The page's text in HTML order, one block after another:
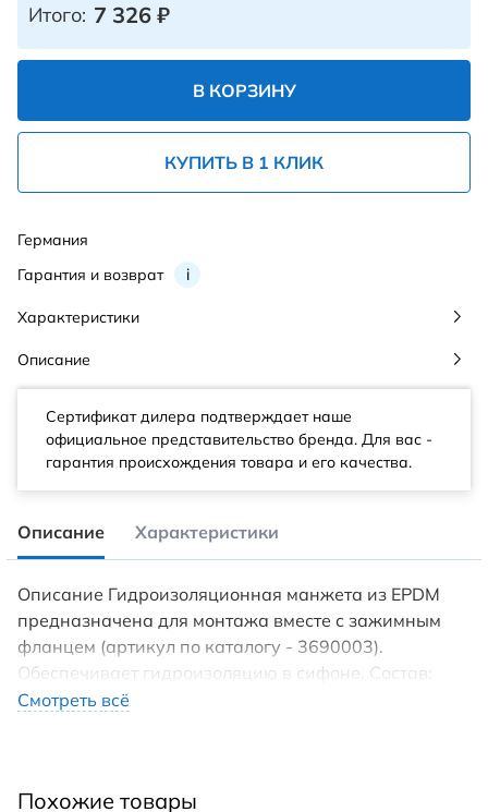
Итого: 7 326 ₽
В КОРЗИНУ
КУПИТЬ В 1 КЛИК
Гарантия и возврат i
Германия
Характеристики
Описание
Сертификат дилера подтверждает наше
официальное представительство бренда. Для вас -
гарантия происхождения товара и его качества.
Описание Характеристики
Описание Гидроизоляционная манжета из EPDM
предназначена для монтажа вместе с зажимным
фланцем (артикул по каталогу - 3690003).
Обеспечивает гидроизоляцию в сифоне. Состав:
пленка из полибутилена, сверху - стекловолокно.
мм.
Смотреть всё
Похожие товары